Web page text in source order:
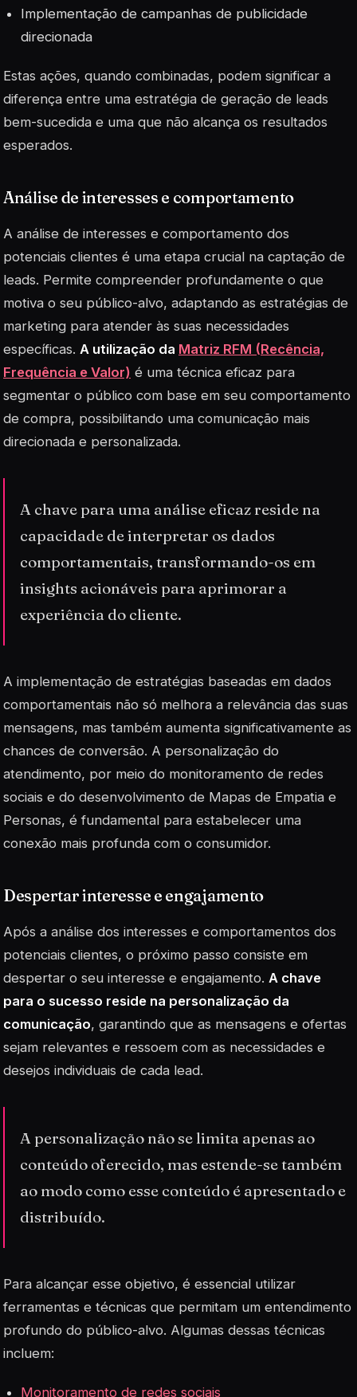
Implementação de campanhas de publicidade
direcionada
Estas ações, quando combinadas, podem significar a
diferença entre uma estratégia de geração de leads
bem-sucedida e uma que não alcança os resultados
esperados.
Análise de interesses e comportamento
A análise de interesses e comportamento dos
potenciais clientes é uma etapa crucial na captação de
leads. Permite compreender profundamente o que
motiva o seu público-alvo, adaptando as estratégias de
marketing para atender às suas necessidades
específicas. A utilização da Matriz RFM (Recência,
Frequência e Valor) é uma técnica eficaz para
segmentar o público com base em seu comportamento
de compra, possibilitando uma comunicação mais
direcionada e personalizada.
A chave para uma análise eficaz reside na
capacidade de interpretar os dados
comportamentais, transformando-os em
insights acionáveis para aprimorar a
experiência do cliente.
A implementação de estratégias baseadas em dados
comportamentais não só melhora a relevância das suas
mensagens, mas também aumenta significativamente as
chances de conversão. A personalização do
atendimento, por meio do monitoramento de redes
sociais e do desenvolvimento de Mapas de Empatia e
Personas, é fundamental para estabelecer uma
conexão mais profunda com o consumidor.
Despertar interesse e engajamento
Após a análise dos interesses e comportamentos dos
potenciais clientes, o próximo passo consiste em
despertar o seu interesse e engajamento. A chave
para o sucesso reside na personalização da
comunicação, garantindo que as mensagens e ofertas
sejam relevantes e ressoem com as necessidades e
desejos individuais de cada lead.
A personalização não se limita apenas ao
conteúdo oferecido, mas estende-se também
ao modo como esse conteúdo é apresentado e
distribuído.
Para alcançar esse objetivo, é essencial utilizar
ferramentas e técnicas que permitam um entendimento
profundo do público-alvo. Algumas dessas técnicas
incluem:
Monitoramento de redes sociais